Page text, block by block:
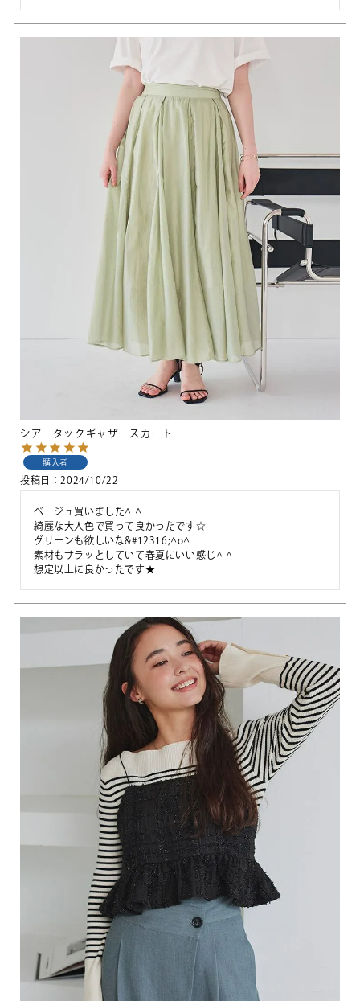
シアータックギャザースカート
購入者
投稿日 2024/10/22
ベージュ買いました^ ^
綺麗な大人色で買って良かったです☆
グリーンも欲しいな&#12316;^o^
素材もサラッとしていて春夏にいい感じ^ ^
想定以上に良かったです★